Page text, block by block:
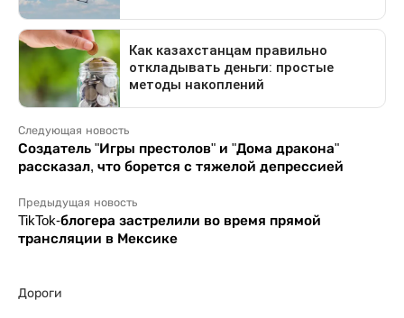
Следующая новость
Создатель "Игры престолов" и "Дома дракона"
рассказал, что борется с тяжелой депрессией
Предыдущая новость
TikTok-блогера застрелили во время прямой
трансляции в Мексике
Дороги